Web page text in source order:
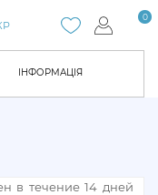
ІНФОРМАЦІЯ
0
в течение 14 дней